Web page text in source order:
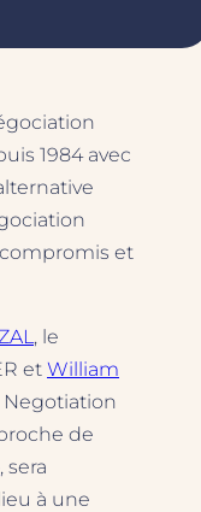
1984 avec
et
, le
et William
Negotiation
de
, sera
à une